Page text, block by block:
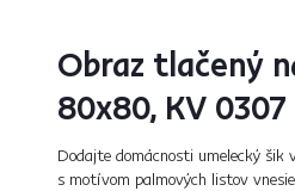
Obraz tlačený
80x80, KV 0307
Dodajte domácnosti umelecký
s motívom palmových listov